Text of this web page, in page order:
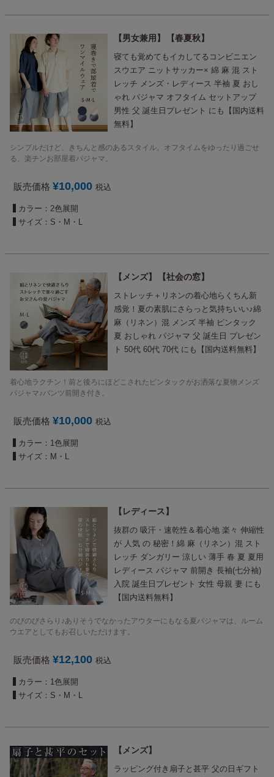
男女兼用 春夏秋
寝ても覚めてもイカしてるコンビニエン
スウエア ニットサッカー× 綿 麻 混 スト
レッチ メンズ・レディース 半袖 夏 おし
ゃれ パジャマ オフタイム セットアップ
男性 父 誕生日プレゼント にも【国内送料
無料】
シンプルだけど、きちんと感のあるスタイル。オフタイムをゆったり過ごせ
る、楽チンお部屋着パジャマ。
販売価格 ¥10,000 税込
カラー：2色展開
サイズ：S・M・L
メンズ 社会の窓
ストレッチ＋リネンの着心地らくちん新
感覚！夏の素肌にさらっと気持ちいい♪綿
麻（リネン）混 メンズ 半袖 ピンタック
夏 おしゃれ パジャマ 父 誕生日 プレゼン
ト 50代 60代 70代 にも【国内送料無料】
着心地ラクチン！前と後ろにほどこされたピンタックがお洒落な夏物メンズ
パジャマ♪パンツ前開き付き。
販売価格 ¥10,000 税込
カラー：1色展開
サイズ：M・L
レディース
抜群の 吸汗・速乾性＆着心地 楽々 伸縮性
が 人気 の 秘密！綿 麻（リネン）混 スト
レッチ ダンガリー 涼しい 薄手 春 夏 夏用
レディース パジャマ 前開き 長袖(七分袖)
入院 誕生日プレゼント 女性 母親 妻 にも
【国内送料無料】
のびのびさらり♪ありそうでなかったアウターにもなる夏パジャマは、ルーム
ウエアとしてもお召しいただけます。
販売価格 ¥12,100 税込
カラー：1色展開
サイズ：S・M・L
メンズ
ラッピング付き扇子と甚平 父の日ギフト